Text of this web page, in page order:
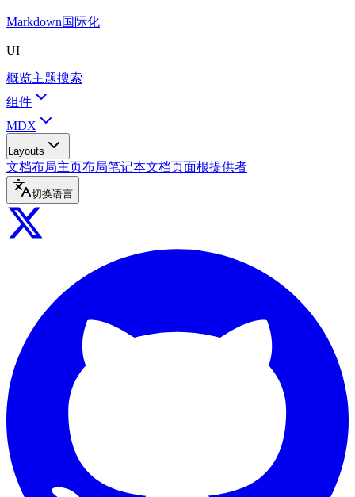
Markdown国际化
UI
概览主题搜索
组件
MDX
Layouts
文档布局主页布局笔记本文档页面根提供者
切换语言